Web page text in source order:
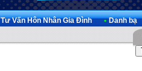
Tư Vấn Hôn Nhân Gia Đình • Danh bạ